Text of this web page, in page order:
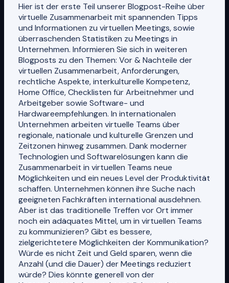
Hier ist der erste Teil unserer Blogpost-Reihe über
virtuelle Zusammenarbeit mit spannenden Tipps
und Informationen zu virtuellen Meetings, sowie
überraschenden Statistiken zu Meetings in
Unternehmen. Informieren Sie sich in weiteren
Blogposts zu den Themen: Vor & Nachteile der
virtuellen Zusammenarbeit, Anforderungen,
rechtliche Aspekte, interkulturelle Kompetenz,
Home Office, Checklisten für Arbeitnehmer und
Arbeitgeber sowie Software- und
Hardwareempfehlungen. In internationalen
Unternehmen arbeiten virtuelle Teams über
regionale, nationale und kulturelle Grenzen und
Zeitzonen hinweg zusammen. Dank moderner
Technologien und Softwarelösungen kann die
Zusammenarbeit in virtuellen Teams neue
Möglichkeiten und ein neues Level der Produktivität
schaffen. Unternehmen können ihre Suche nach
geeigneten Fachkräften international ausdehnen.
Aber ist das traditionelle Treffen vor Ort immer
noch ein adäquates Mittel, um in virtuellen Teams
zu kommunizieren? Gibt es bessere,
zielgerichtetere Möglichkeiten der Kommunikation?
Würde es nicht Zeit und Geld sparen, wenn die
Anzahl (und die Dauer) der Meetings reduziert
würde? Dies könnte generell von der